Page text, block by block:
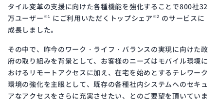
タイル変革の支援に向けた各種機能を強化することで800社32
万ユーザー ※1 にご利用いただくトップシェア ※2 のサービスに
成長しました。
その中で、昨今のワーク・ライフ・バランスの実現に向けた政
府の取り組みを背景として、お客様のニーズはモバイル環境に
おけるリモートアクセスに加え、在宅を始めとするテレワーク
環境の強化を主眼として、既存の各種社内システムへのセキュ
アなアクセスをさらに充実させたい、とのご要望を頂いていま